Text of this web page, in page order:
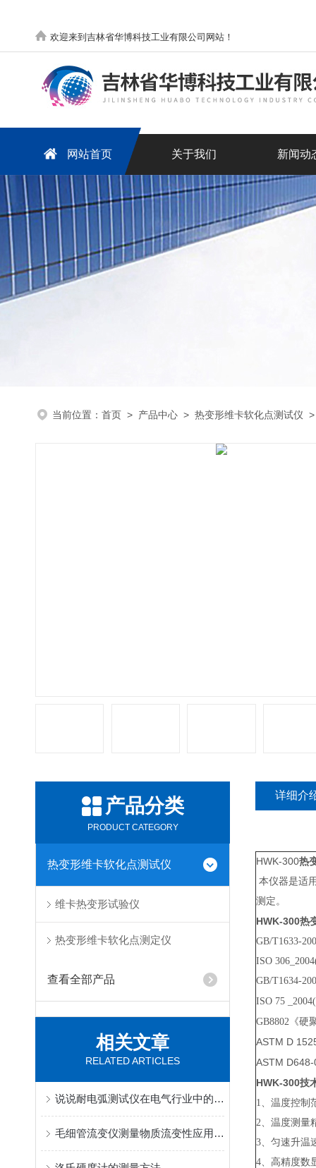
欢迎来到吉林省华博科技工业有限公司网站！
网站首页 关于我们 新闻动
当前位置： 首页 > 产品中心 > 热变形维卡软化点测试仪
产品分类
PRODUCT CATEGORY
热变形维卡软化点测试仪
维卡热变形试验仪
热变形维卡软化点测定仪
查看全部产品
相关文章
RELATED ARTICLES
说说耐电弧测试仪在电气行业中的应用
毛细管流变仪测量物质流变性应用介绍
详细介
HWK-300热
本仪器是适
测定。
HWK-300热
GB/T1633-
ISO
GB/T1634-
ISO 75
GB8802 《硬
ASTM D
ASTM D648-
HWK-300技
1、温度控
2、温度测
3、匀速升
4、高精度数